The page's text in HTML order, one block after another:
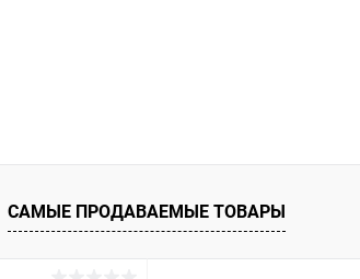
САМЫЕ ПРОДАВАЕМЫЕ ТОВАРЫ